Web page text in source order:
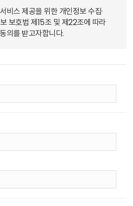
비스 제공을 위한 개인정보 수집·
보호법 제15조 및 제22조에 따라
의를 받고자합니다.